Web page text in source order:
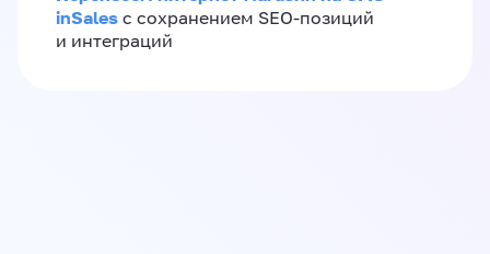
inSales с сохранением SEO-позиций
и интеграций